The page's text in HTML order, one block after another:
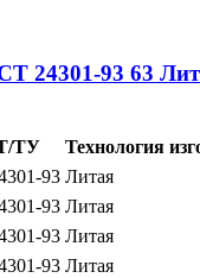
24301-93 63
ТУ Технология
93 Литая
93 Литая
93 Литая
93 Литая